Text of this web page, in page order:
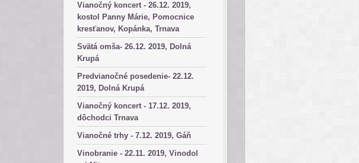
Vianočný koncert - 26.12. 2019,
kostol Panny Márie, Pomocnice
kresťanov, Kopánka, Trnava
Svätá omša- 26.12. 2019, Dolná
Krupá
Predvianočné posedenie- 22.12.
2019, Dolná Krupá
Vianočný koncert - 17.12. 2019,
dôchodci Trnava
Vianočné trhy - 7.12. 2019, Gáň
Vinobranie - 22.11. 2019, Vinodol